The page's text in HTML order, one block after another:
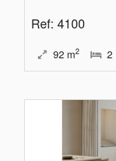
Ref: 4100
92 m2 2